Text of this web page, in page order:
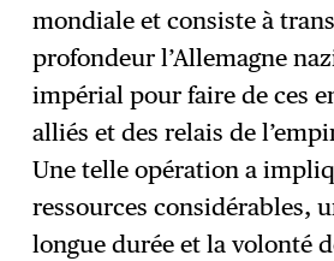
mondiale et consiste à
profondeur l’Allemagne
impérial pour faire de ces
alliés et des relais de
Une telle opération a
ressources considérables,
longue durée et la volonté